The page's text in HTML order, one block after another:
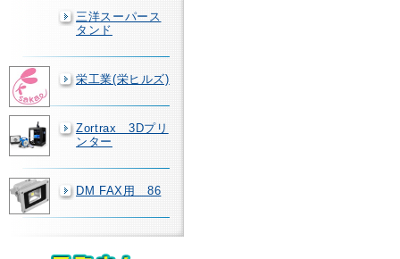
三洋スーパース
タンド
栄工業(栄ヒルズ)
Zortrax 3Dプリ
ンター
DM FAX用 86